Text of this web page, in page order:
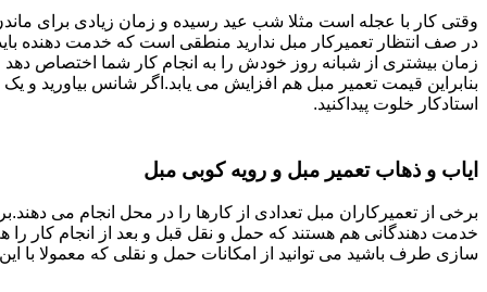
وقتی کار با عجله است مثلا شب عید رسیده و زمان زیادی برای
در صف انتظار تعمیرکار مبل ندارید منطقی است که خدمت دهنده
زمان بیشتری از شبانه روز خودش را به انجام کار شما اختصاص دهد
بنابراین قیمت تعمیر مبل هم افزایش می یابد.اگر شانس بیاورید و یک
استادکار خلوت پیداکنید.
ایاب و ذهاب تعمیر مبل و رویه کوبی مبل
برخی از تعمیرکاران مبل تعدادی از کارها را در محل انجام می
خدمت دهندگانی هم هستند که حمل و نقل قبل و بعد از انجام کار
سازی طرف باشید می توانید از امکانات حمل و نقلی که معمولا با